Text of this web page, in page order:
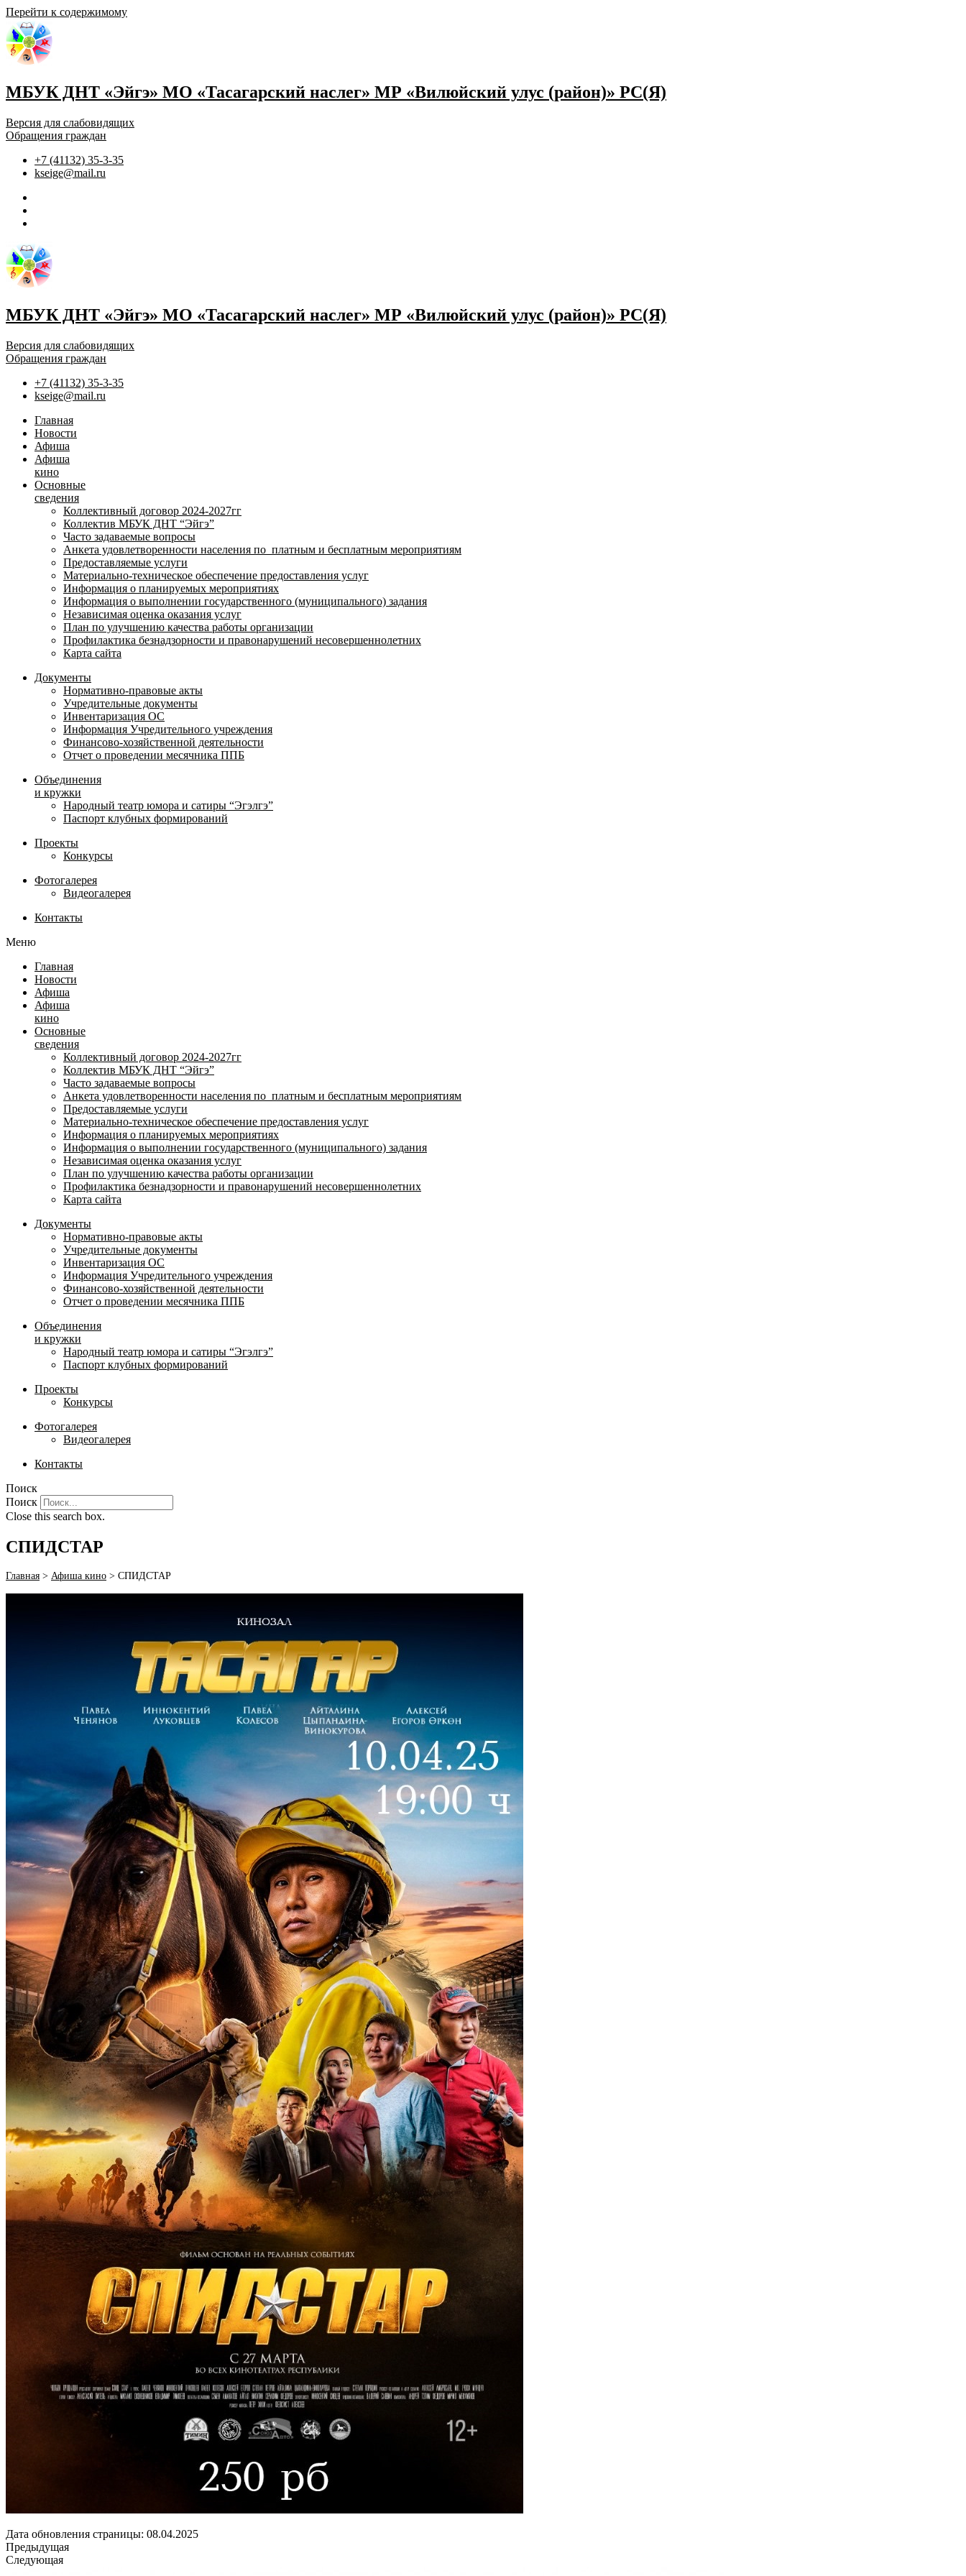
Перейти к содержимому
МБУК ДНТ «Эйгэ» МО «Тасагарский наслег» МР «Вилюйский улус (район)» РС(Я)
Версия для слабовидящих
Обращения граждан
+7 (41132) 35-3-35
kseige@mail.ru
МБУК ДНТ «Эйгэ» МО «Тасагарский наслег» МР «Вилюйский улус (район)» РС(Я)
Версия для слабовидящих
Обращения граждан
+7 (41132) 35-3-35
kseige@mail.ru
Главная
Новости
Афиша
Афиша
кино
Основные
сведения
Коллективный договор 2024-2027гг
Коллектив МБУК ДНТ “Эйгэ”
Часто задаваемые вопросы
Анкета удовлетворенности населения по платным и бесплатным мероприятиям
Предоставляемые услуги
Материально-техническое обеспечение предоставления услуг
Информация о планируемых мероприятиях
Информация о выполнении государственного (муниципального) задания
Независимая оценка оказания услуг
План по улучшению качества работы организации
Профилактика безнадзорности и правонарушений несовершеннолетних
Карта сайта
Документы
Нормативно-правовые акты
Учредительные документы
Инвентаризация ОС
Информация Учредительного учреждения
Финансово-хозяйственной деятельности
Отчет о проведении месячника ППБ
Объединения
и кружки
Народный театр юмора и сатиры “Эгэлгэ”
Паспорт клубных формирований
Проекты
Конкурсы
Фотогалерея
Видеогалерея
Контакты
Меню
Главная
Новости
Афиша
Афиша
кино
Основные
сведения
Коллективный договор 2024-2027гг
Коллектив МБУК ДНТ “Эйгэ”
Часто задаваемые вопросы
Анкета удовлетворенности населения по платным и бесплатным мероприятиям
Предоставляемые услуги
Материально-техническое обеспечение предоставления услуг
Информация о планируемых мероприятиях
Информация о выполнении государственного (муниципального) задания
Независимая оценка оказания услуг
План по улучшению качества работы организации
Профилактика безнадзорности и правонарушений несовершеннолетних
Карта сайта
Документы
Нормативно-правовые акты
Учредительные документы
Инвентаризация ОС
Информация Учредительного учреждения
Финансово-хозяйственной деятельности
Отчет о проведении месячника ППБ
Объединения
и кружки
Народный театр юмора и сатиры “Эгэлгэ”
Паспорт клубных формирований
Проекты
Конкурсы
Фотогалерея
Видеогалерея
Контакты
Поиск
Поиск
Close this search box.
СПИДСТАР
Главная > Афиша кино > СПИДСТАР
Дата обновления страницы: 08.04.2025
Предыдущая
Следующая